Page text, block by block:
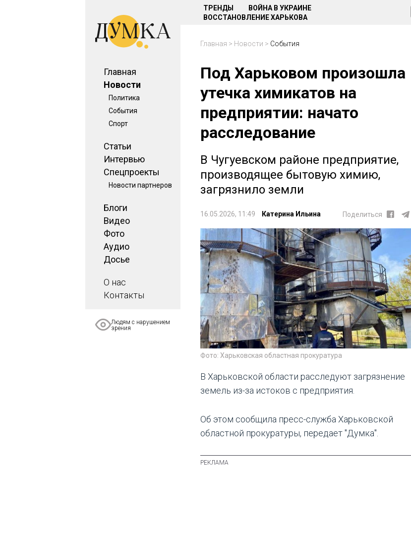
Главная
Новости
Политика
События
Спорт
Статьи
Интервью
Спецпроекты
Новости партнеров
Блоги
Видео
Фото
Аудио
Досье
О нас
Контакты
Людям с нарушением
зрения
ТРЕНДЫ
ВОЙНА В УКРАИНЕ
ВОССТАНОВЛЕНИЕ ХАРЬКОВА
Главная > Новости > События
Под Харьковом произошла
утечка химикатов на
предприятии: начато
расследование
В Чугуевском районе предприятие,
производящее бытовую химию,
загрязнило земли
16.05.2026, 11:49 Катерина Ильина Поделиться
Фото: Харьковская областная прокуратура
В Харьковской области расследуют загрязнение
земель из-за истоков с предприятия.
Об этом сообщила пресс-служба Харьковской
областной прокуратуры, передает "Думка".